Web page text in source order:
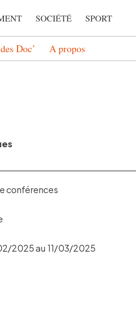
SOCIÉTÉ SPORT
Doc’ A propos
conférences
2025 au 11/03/2025